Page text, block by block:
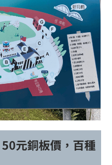
元銅板價，百種